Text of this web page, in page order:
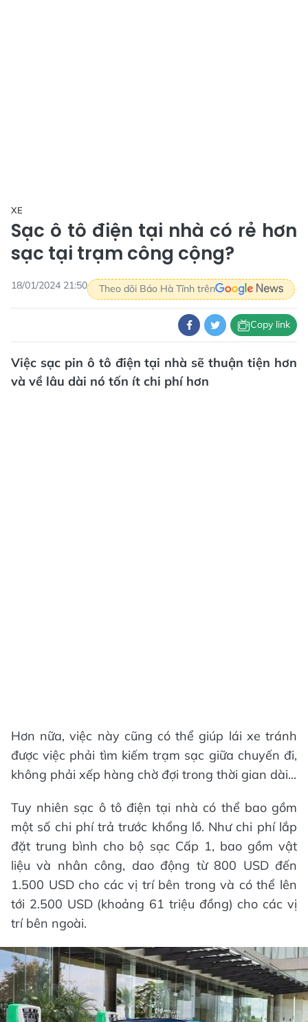
XE
Sạc ô tô điện tại nhà có rẻ hơn
sạc tại trạm công cộng?
18/01/2024 21:50 Theo dõi Báo Hà Tĩnh trên
Copy link
Việc sạc pin ô tô điện tại nhà sẽ thuận tiện hơn
và về lâu dài nó tốn ít chi phí hơn
Hơn nữa, việc này cũng có thể giúp lái xe tránh
được việc phải tìm kiếm trạm sạc giữa chuyến đi,
không phải xếp hàng chờ đợi trong thời gian dài...
Tuy nhiên sạc ô tô điện tại nhà có thể bao gồm
một số chi phí trả trước khổng lồ. Như chi phí lắp
đặt trung bình cho bộ sạc Cấp 1, bao gồm vật
liệu và nhân công, dao động từ 800 USD đến
1.500 USD cho các vị trí bên trong và có thể lên
tới 2.500 USD (khoảng 61 triệu đồng) cho các vị
trí bên ngoài.